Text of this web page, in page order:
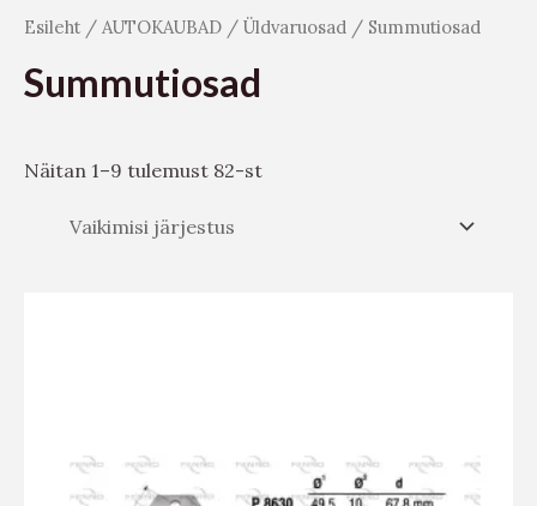
Esileht / AUTOKAUBAD / Üldvaruosad / Summutiosad
Summutiosad
Näitan 1–9 tulemust 82-st